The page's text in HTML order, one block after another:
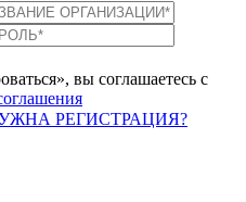
вы соглашаетесь с
РЕГИСТРАЦИЯ?